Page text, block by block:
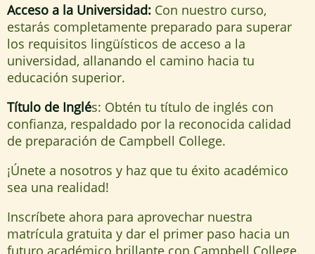
Acceso a la Universidad: Con nuestro curso,
estarás completamente preparado para superar
los requisitos lingüísticos de acceso a la
universidad, allanando el camino hacia tu
educación superior.
Título de Inglés: Obtén tu título de inglés con
confianza, respaldado por la reconocida calidad
de preparación de Campbell College.
¡Únete a nosotros y haz que tu éxito académico
sea una realidad!
Inscríbete ahora para aprovechar nuestra
matrícula gratuita y dar el primer paso hacia un
futuro académico brillante con Campbell College.